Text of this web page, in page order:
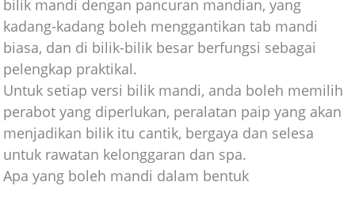
bilik mandi dengan pancuran mandian, yang
kadang-kadang boleh menggantikan tab mandi
biasa, dan di bilik-bilik besar berfungsi sebagai
pelengkap praktikal.
Untuk setiap versi bilik mandi, anda boleh memilih
perabot yang diperlukan, peralatan paip yang akan
menjadikan bilik itu cantik, bergaya dan selesa
untuk rawatan kelonggaran dan spa.
Apa yang boleh mandi dalam bentuk